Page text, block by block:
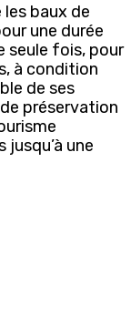
baux de
une durée
seule fois, pour
à condition
de ses
préservation
une